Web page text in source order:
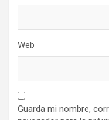
Web
Guarda mi nombre,